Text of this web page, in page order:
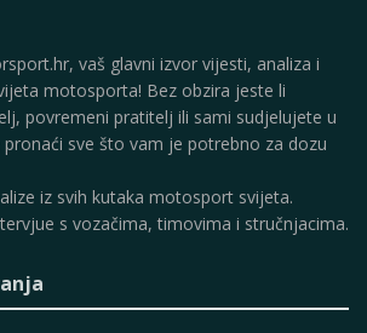
vaš glavni izvor vijesti, analiza i
motosporta! Bez obzira jeste li
povremeni pratitelj ili sami sudjelujete u
sve što vam je potrebno za dozu
iz svih kutaka motosport svijeta.
s vozačima, timovima i stručnjacima.